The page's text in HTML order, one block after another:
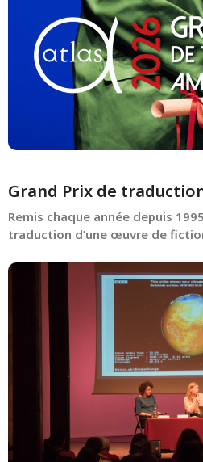
Grand Prix de
Remis chaque année depuis
traduction d’une œuvre de